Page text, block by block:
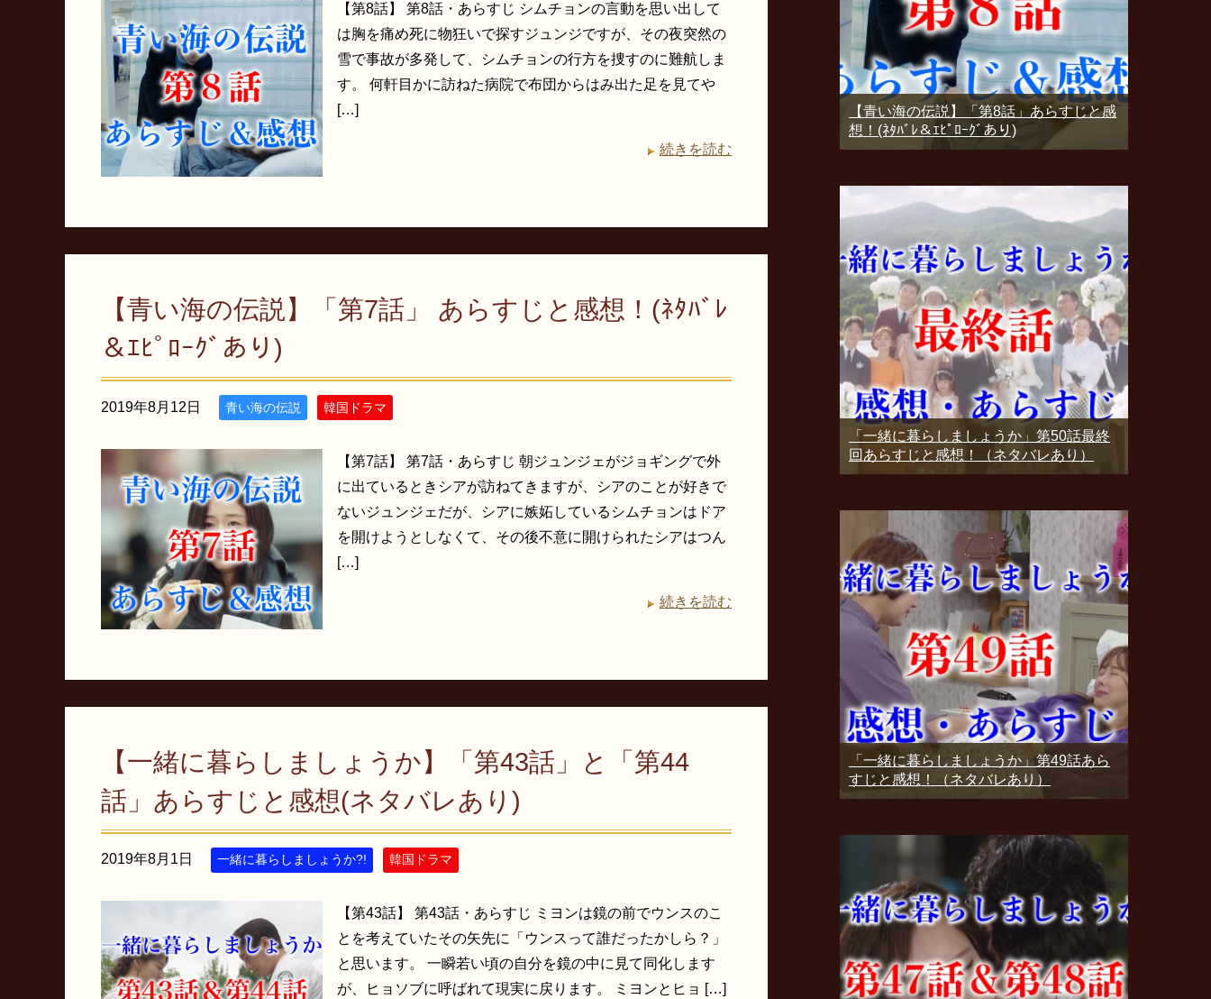
【第8話】 第8話・あらすじ シムチョンの言動を思い出して
は胸を痛め死に物狂いで探すジュンジですが、その夜突然の
雪で事故が多発して、シムチョンの行方を捜すのに難航しま
す。 何軒目かに訪ねた病院で布団からはみ出た足を見てや
[…]
続きを読む
【青い海の伝説】「第7話」 あらすじと感想！(ﾈﾀﾊﾞﾚ
＆ｴﾋﾟﾛｰｸﾞあり)
2019年8月12日 青い海の伝説 韓国ドラマ
【第7話】 第7話・あらすじ 朝ジュンジェがジョギングで外
に出ているときシアが訪ねてきますが、シアのことが好きで
ないジュンジェだが、シアに嫉妬しているシムチョンはドア
を開けようとしなくて、その後不意に開けられたシアはつん
[…]
続きを読む
【一緒に暮らしましょうか】「第43話」と「第44
話」あらすじと感想(ネタバレあり)
2019年8月1日 一緒に暮らしましょうか?! 韓国ドラマ
【第43話】 第43話・あらすじ ミヨンは鏡の前でウンスのこ
とを考えていたその矢先に「ウンスって誰だったかしら？」
と思います。 一瞬若い頃の自分を鏡の中に見て同化します
が、ヒョソブに呼ばれて現実に戻ります。 ミヨンとヒョ […]
【青い海の伝説】「第8話」あらすじと感
想！(ﾈﾀﾊﾞﾚ＆ｴﾋﾟﾛｰｸﾞあり)
「一緒に暮らしましょうか」第50話最終
回あらすじと感想！（ネタバレあり）
「一緒に暮らしましょうか」第49話あら
すじと感想！（ネタバレあり）